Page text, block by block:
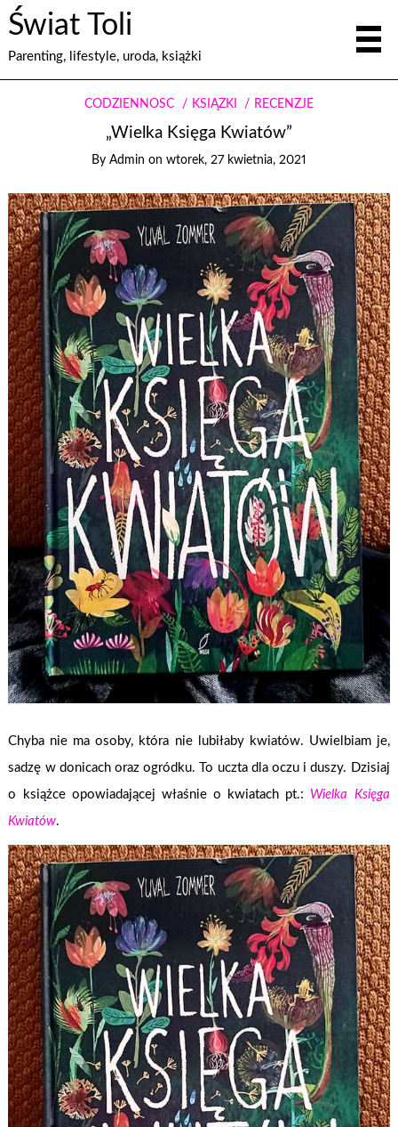
Świat Toli
Parenting, lifestyle, uroda, książki
CODZIENNOŚĆ KSIĄŻKI RECENZJE
„Wielka Księga Kwiatów”
By Admin on wtorek, 27 kwietnia, 2021
Chyba nie ma osoby, która nie lubiłaby kwiatów. Uwielbiam je,
sadzę w donicach oraz ogródku. To uczta dla oczu i duszy. Dzisiaj
o książce opowiadającej właśnie o kwiatach pt.: Wielka Księga
Kwiatów.